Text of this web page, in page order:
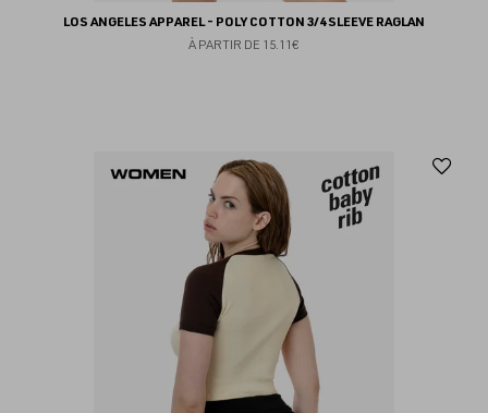
LOS ANGELES APPAREL - POLY COTTON 3/4 SLEEVE RAGLAN
À PARTIR DE 15.11€